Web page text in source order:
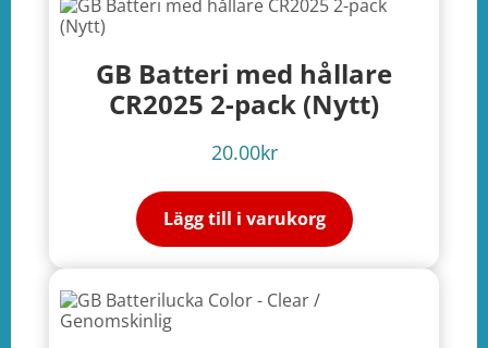
GB Batteri med hållare
CR2025 2-pack (Nytt)
20.00kr
Lägg till i varukorg